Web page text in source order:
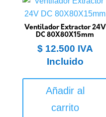
Ventilador Extractor 24V
DC 80X80X15mm
$12.500 IVA
Incluido
Añadir al
carrito